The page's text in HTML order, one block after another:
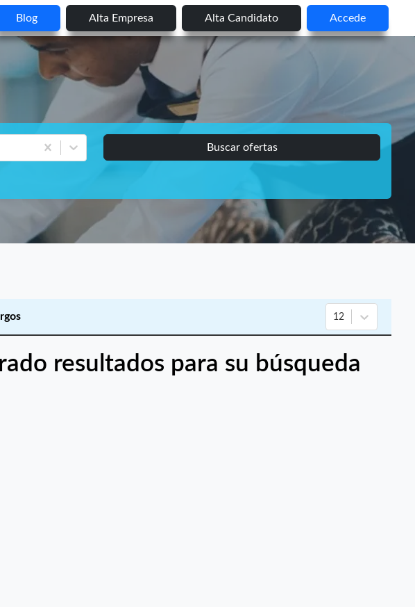
Blog Alta Empresa Alta Candidato Accede
Buscar ofertas
12
resultados para su búsqueda